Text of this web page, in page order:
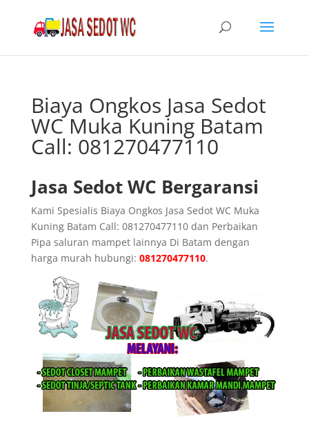
Biaya Ongkos Jasa Sedot
WC Muka Kuning Batam
Call: 081270477110
Jasa Sedot WC Bergaransi
Kami Spesialis Biaya Ongkos Jasa Sedot WC Muka
Kuning Batam Call: 081270477110 dan Perbaikan
Pipa saluran mampet lainnya Di Batam dengan
harga murah hubungi: 081270477110.